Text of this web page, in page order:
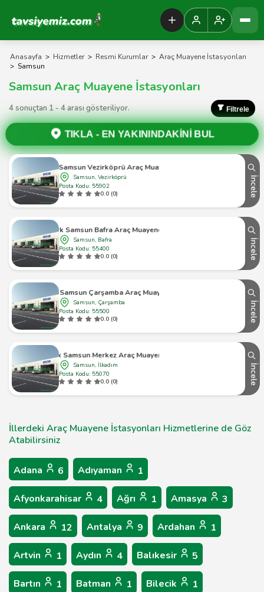
Tavsiyemiz Anasayfa
Anasayfa > Hizmetler > Resmi Kurumlar > Araç Muayene İstasyonları
> Samsun
Samsun Araç Muayene İstasyonları
4 sonuçtan 1 - 4 arası gösteriliyor. Filtrele
TIKLA -EN YAKININDAKİNİ BUL
Tüvtürk Samsun Vezirköprü Araç Muayene İstasyonu
Samsun, Vezirköprü
Posta Kodu: 55902
0.0 (0)
İncele
Tüvtürk Samsun Bafra Araç Muayene İstasyonu
Samsun, Bafra
Posta Kodu: 55400
0.0 (0)
İncele
Tüvtürk Samsun Çarşamba Araç Muayene İstasyonu
Samsun, Çarşamba
Posta Kodu: 55500
0.0 (0)
İncele
Tüvtürk Samsun Merkez Araç Muayene İstasyonu
Samsun, İlkadım
Posta Kodu: 55070
0.0 (0)
İncele
İllerdeki Araç Muayene İstasyonları Hizmetlerine de Göz
Atabilirsiniz
Adana 6 Adıyaman 1
Afyonkarahisar 4 Ağrı 1 Amasya 3
Ankara 12 Antalya 9 Ardahan 1
Artvin 1 Aydın 4 Balıkesir 5
Bartın 1 Batman 1 Bilecik 1